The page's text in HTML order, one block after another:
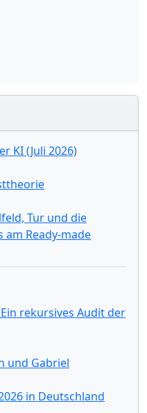
KI (Juli 2026)
Tur und die
Ready-made
rekursives Audit der
und Gabriel
in Deutschland